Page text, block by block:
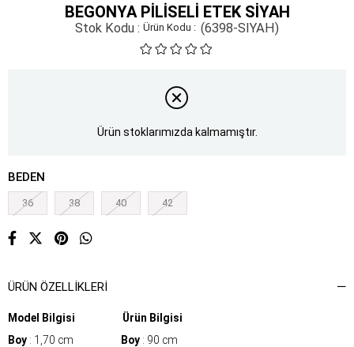
BEGONYA PILISELI ETEK SIYAH
Stok Kodu (6398-SIYAH)
Ürün stoklarımızda kalmamıştır.
BEDEN
36 38 40 42
ÜRÜN ÖZELLIKLERI
Model Bilgisi Ürün Bilgisi
Boy : 1,70 cm Boy : 90 cm